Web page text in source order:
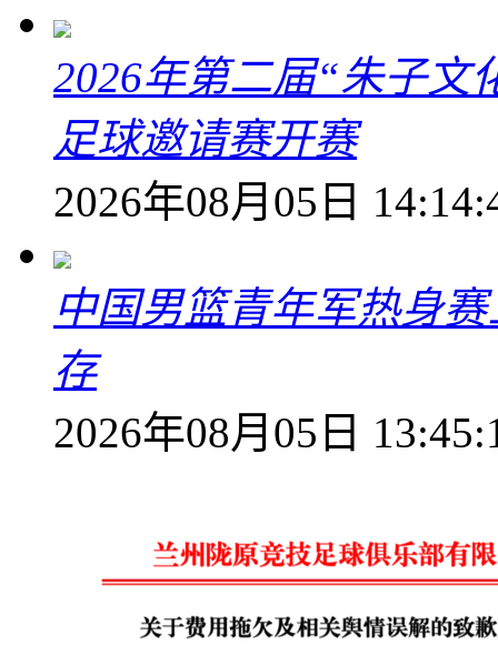
2026年第二届“朱子文
足球邀请赛开赛
2026年08月05日
中国男篮青年军热身
存
2026年08月05日